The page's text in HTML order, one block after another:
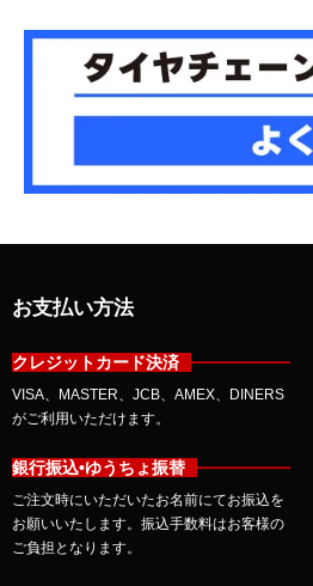
お支払い方法
クレジットカード決済
VISA、MASTER、JCB、AMEX、DINERS
がご利用いただけます。
銀行振込•ゆうちょ振替
ご注文時にいただいたお名前にてお振込を
お願いいたします。振込手数料はお客様の
ご負担となります。